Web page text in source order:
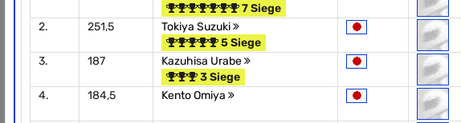
7 Siege
2.
251,5
Tokiya Suzuki
5 Siege
3.
187
Kazuhisa Urabe
3 Siege
4.
184,5 Kento Omiya